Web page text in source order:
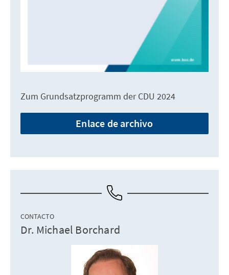
Zum Grundsatzprogramm der CDU 2024
Enlace de archivo
CONTACTO
Dr. Michael Borchard